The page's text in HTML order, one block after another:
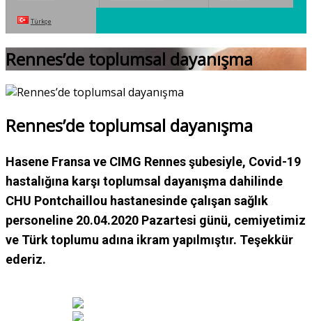
Türkçe
Rennes’de toplumsal dayanışma
Rennes’de toplumsal dayanışma
Hasene Fransa ve CIMG Rennes şubesiyle, Covid-19
hastalığına karşı toplumsal dayanışma dahilinde
CHU Pontchaillou hastanesinde çalışan sağlık
personeline 20.04.2020 Pazartesi günü, cemiyetimiz
ve Türk toplumu adına ikram yapılmıştır. Teşekkür
ederiz.